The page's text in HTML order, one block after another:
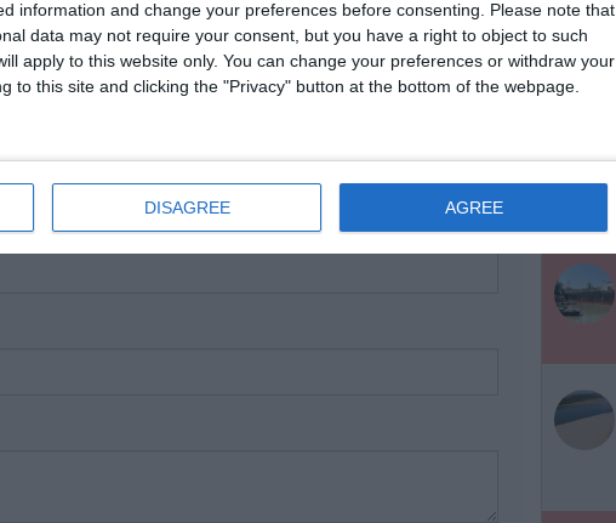
information and change your preferences before consenting.
Please note that
data may not require your consent, but you have a right to object to such
apply to this website only. You can change your preferences or withdraw your
to this site and clicking the "Privacy" button at the bottom of the webpage.
DISAGREE AGREE